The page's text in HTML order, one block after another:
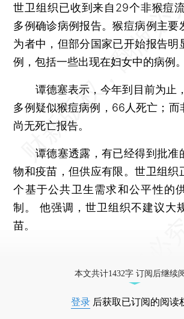
世卫组织已收到来自29个非猴痘
多例确诊病例报告。猴痘病例主要
为者中，但部分国家已开始报告明
例，包括一些出现在妇女中的病例。
谭德塞表示，今年到目前为止
多例疑似猴痘病例，66人死亡；而
尚无死亡报告。
谭德塞透露，有已经得到批准
物和疫苗，但供应有限。世卫组织
个基于公共卫生需求和公平性的
制。 他强调，世卫组织不建议大
苗。
本文共计1432字 订阅后继续
登录 后获取已订阅的阅读